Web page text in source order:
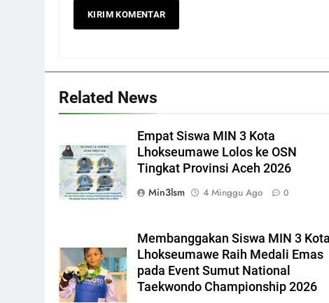
Related News
Empat Siswa MIN 3 Kota
Lhokseumawe Lolos ke OSN
Tingkat Provinsi Aceh 2026
Min3lsm
4 Minggu Ago 0
Membanggakan Siswa MIN 3 Kota
Lhokseumawe Raih Medali Emas
pada Event Sumut National
Taekwondo Championship 2026